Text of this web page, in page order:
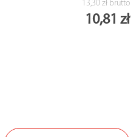
13,30 zł brutto
10,81 zł